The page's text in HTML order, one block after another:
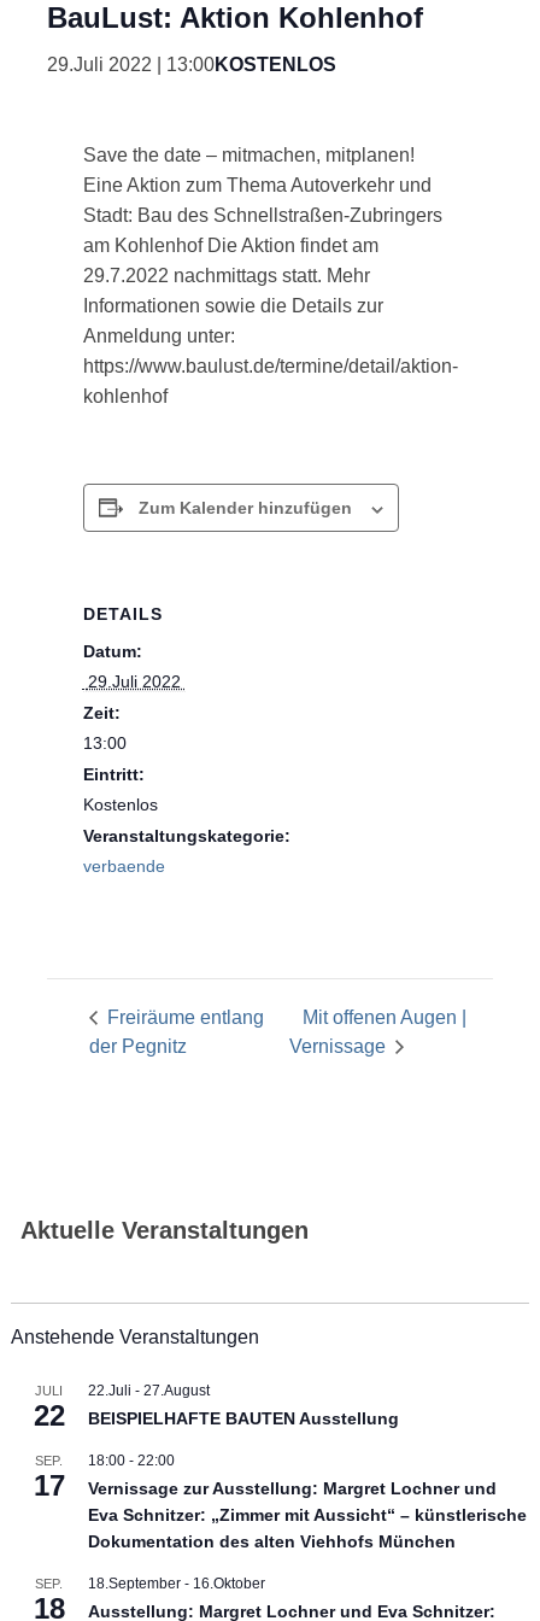
BauLust: Aktion Kohlenhof
29.Juli 2022 | 13:00KOSTENLOS
Save the date – mitmachen, mitplanen!
Eine Aktion zum Thema Autoverkehr und
Stadt: Bau des Schnellstraßen-Zubringers
am Kohlenhof Die Aktion findet am
29.7.2022 nachmittags statt. Mehr
Informationen sowie die Details zur
Anmeldung unter:
https://www.baulust.de/termine/detail/aktion-
kohlenhof
Zum Kalender hinzufügen
DETAILS
Datum:
29.Juli 2022
Zeit:
13:00
Eintritt:
Kostenlos
Veranstaltungskategorie:
verbaende
Freiräume entlang
der Pegnitz
Mit offenen Augen |
Vernissage
Aktuelle Veranstaltungen
Anstehende Veranstaltungen
JULI
22
22.Juli - 27.August
BEISPIELHAFTE BAUTEN Ausstellung
SEP.
17
18:00- 22:00
Vernissage zur Ausstellung: Margret Lochner und
Eva Schnitzer: „Zimmer mit Aussicht“ – künstlerische
Dokumentation des alten Viehhofs München
SEP.
18
18.September- 16.Oktober
Ausstellung: Margret Lochner und Eva Schnitzer: